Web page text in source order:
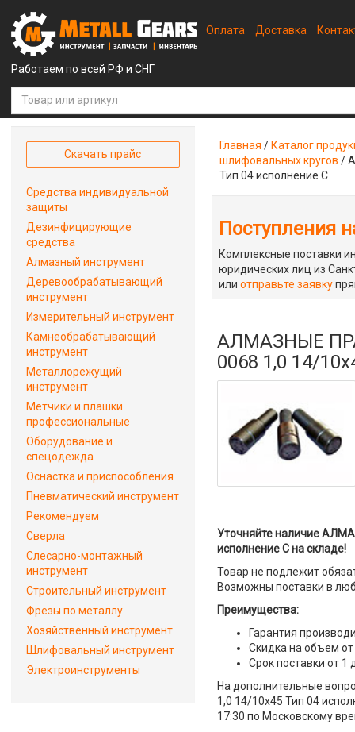
Работаем по всей РФ и СНГ
Оплата Доставка
Главная / Каталог
шлифовальных кругов /
Тип 04 исполнение С
Поступления
Комплексные поставки
юридических лиц из
илиотправьте заявку
АЛМАЗНЫЕ
0068 1,0 14/
Уточняйте наличие
исполнение С на складе!
Товар не подлежит
Возможны поставки в
Преимущества:
Гарантия
Скидка на объем от
Срок поставки от 1
На дополнительные
1,0 14/10х45 Тип 04
17:30 по Московскому
Скачать прайс
Средства индивидуальной
защиты
Дезинфицирующие
средства
Алмазный инструмент
Деревообрабатывающий
инструмент
Измерительный инструмент
Камнеобрабатывающий
инструмент
Металлорежущий
инструмент
Метчики и плашки
профессиональные
Оборудование и
спецодежда
Оснастка и приспособления
Пневматический инструмент
Рекомендуем
Сверла
Слесарно-монтажный
инструмент
Строительный инструмент
Фрезы по металлу
Хозяйственный инструмент
Шлифовальный инструмент
Электроинструменты